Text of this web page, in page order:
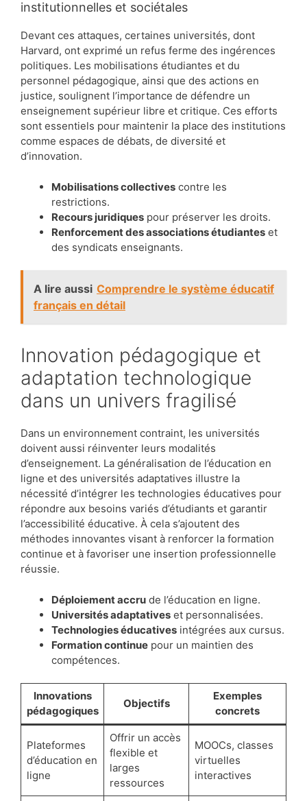
institutionnelles et sociétales
Devant ces attaques, certaines universités, dont
Harvard, ont exprimé un refus ferme des ingérences
politiques. Les mobilisations étudiantes et du
personnel pédagogique, ainsi que des actions en
justice, soulignent l’importance de défendre un
enseignement supérieur libre et critique. Ces efforts
sont essentiels pour maintenir la place des institutions
comme espaces de débats, de diversité et
d’innovation.
Mobilisations collectives contre les
restrictions.
Recours juridiques pour préserver les droits.
Renforcement des associations étudiantes et
des syndicats enseignants.
A lire aussi Comprendre le système éducatif
français en détail
Innovation pédagogique et
adaptation technologique
dans un univers fragilisé
Dans un environnement contraint, les universités
doivent aussi réinventer leurs modalités
d’enseignement. La généralisation de l’éducation en
ligne et des universités adaptatives illustre la
nécessité d’intégrer les technologies éducatives pour
répondre aux besoins variés d’étudiants et garantir
l’accessibilité éducative. À cela s’ajoutent des
méthodes innovantes visant à renforcer la formation
continue et à favoriser une insertion professionnelle
réussie.
Déploiement accru de l’éducation en ligne.
Universités adaptatives et personnalisées.
Technologies éducatives intégrées aux cursus.
Formation continue pour un maintien des
compétences.
Innovations
pédagogiques
Objectifs
Exemples
concrets
Plateformes
d’éducation en
ligne
Offrir un accès
flexible et
larges
ressources
MOOCs, classes
virtuelles
interactives